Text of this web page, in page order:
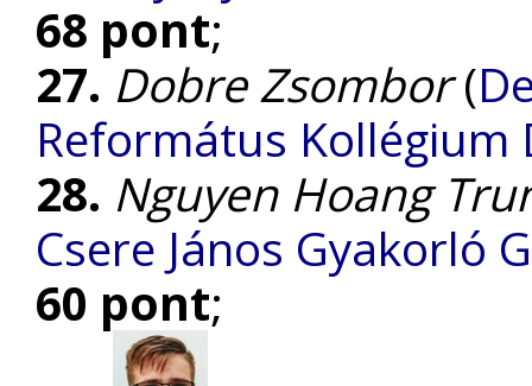
68 pont;
27. Dobre Zsombor(
Református Kollégium
28. Nguyen Hoang
Csere János Gyakorló
60 pont;